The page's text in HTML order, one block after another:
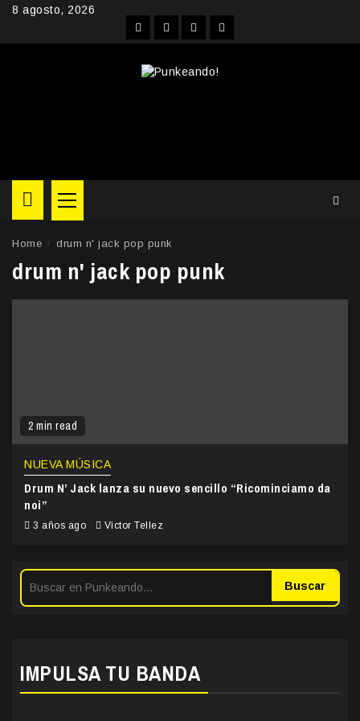
Skip8 agosto, 2026
FacebookInstagram
YouTubeTwitter
Primary
Menu
Home drum n' jack pop punk
drum n' jack pop punk
2 min read
NUEVA MÚSICA
Drum N’ Jack lanza su nuevo sencillo “Ricominciamo da
noi”
3 años ago Victor Tellez
Buscar
IMPULSA TU BANDA